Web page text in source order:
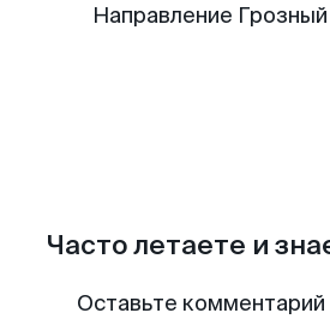
Направление
Часто летаете и
Оставьте